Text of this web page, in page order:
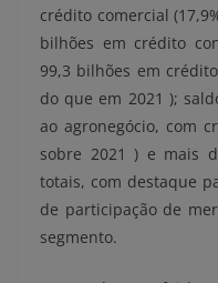
crédito comercial
bilhões em crédito
99,3 bilhões em
do que em 2021 );
ao agronegócio, com
sobre 2021 ) e mais
totais, com destaque
de participação de
segmento.